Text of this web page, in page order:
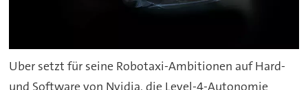
Uber setzt für seine Robotaxi-Ambitionen auf Hard-
und Software von Nvidia, die Level-4-Autonomie